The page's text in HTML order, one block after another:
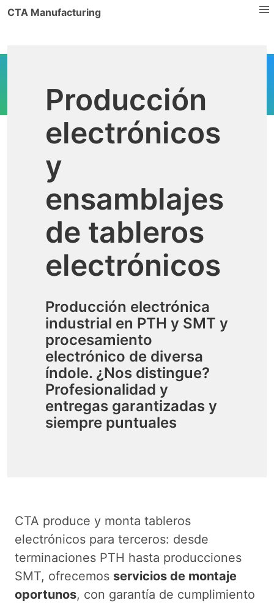
CTA Manufacturing
Producción
electrónicos
y
ensamblajes
de tableros
electrónicos
Producción electrónica
industrial en PTH y SMT y
procesamiento
electrónico de diversa
índole. ¿Nos distingue?
Profesionalidad y
entregas garantizadas y
siempre puntuales
CTA produce y monta tableros
electrónicos para terceros: desde
terminaciones PTH hasta producciones
SMT, ofrecemos servicios de montaje
oportunos, con garantía de cumplimiento